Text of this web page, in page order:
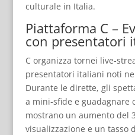
culturale in Italia.
Piattaforma C –
con presentatori
C organizza tornei
presentatori italiani noti
Durante le dirette, gli
a mini‑sfide e guadagnare
mostrano un aumento del
visualizzazione e un tasso